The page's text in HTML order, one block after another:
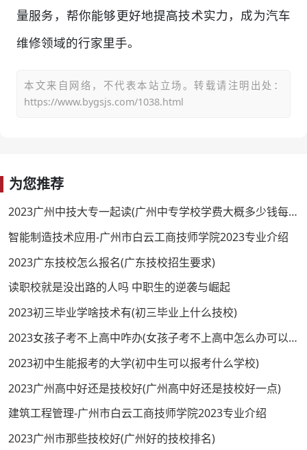
量服务，帮你能够更好地提高技术实力，成为汽车
维修领域的行家里手。
本文来自网络，不代表本站立场。转载请注明出处：
https://www.bygsjs.com/1038.html
为您推荐
2023广州中技大专一起读(广州中专学校学费大概多少钱每年？)
智能制造技术应用-广州市白云工商技师学院2023专业介绍
2023广东技校怎么报名(广东技校招生要求)
读职校就是没出路的人吗 中职生的逆袭与崛起
2023初三毕业学啥技术有(初三毕业上什么技校)
2023女孩子考不上高中咋办(女孩子考不上高中怎么办可以上什么学校)
2023初中生能报考的大学(初中生可以报考什么学校)
2023广州高中好还是技校好(广州高中好还是技校好一点)
建筑工程管理-广州市白云工商技师学院2023专业介绍
2023广州市那些技校好(广州好的技校排名)